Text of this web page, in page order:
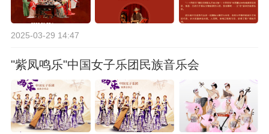
2025-03-29 14:47
"紫凤鸣乐"中国女子乐团民族音乐会